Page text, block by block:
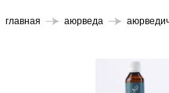
главная аюрведа